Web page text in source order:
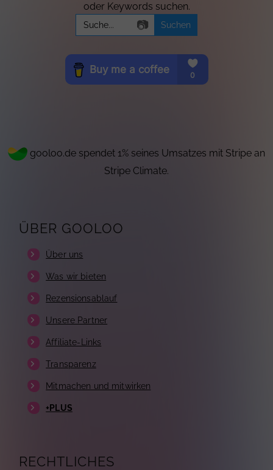
oder Keywords suchen.
Search
for:
📷
gooloo.de spendet 1% seines Umsatzes mit Stripe an
Stripe Climate.
ÜBER GOOLOO
Über uns
Was wir bieten
Rezensionsablauf
Unsere Partner
Affiliate-Links
Transparenz
Mitmachen und mitwirken
+PLUS
RECHTLICHES